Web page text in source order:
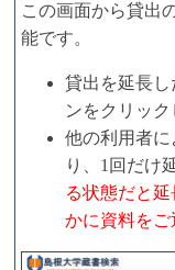
この画面から貸出
能です。
貸出を延長し
ンをクリック
他の利用者
り、1回だけ
る状態だと
かに資料をご